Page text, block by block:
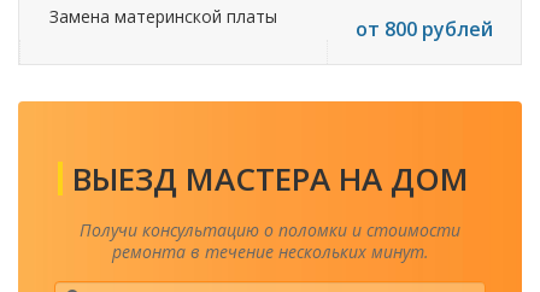
Замена материнской платы от 800 рублей
ВЫЕЗД МАСТЕРА НА ДОМ
Получи консультацию о поломки и стоимости
ремонта в течение нескольких минут.